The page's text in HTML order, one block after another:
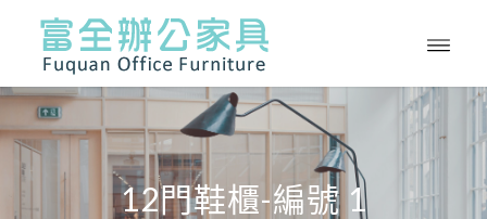
12門鞋櫃-編號 1